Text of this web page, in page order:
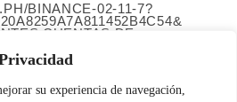
su experiencia de navegación,
BINANCE-02-11-7?
CUENTAS DE